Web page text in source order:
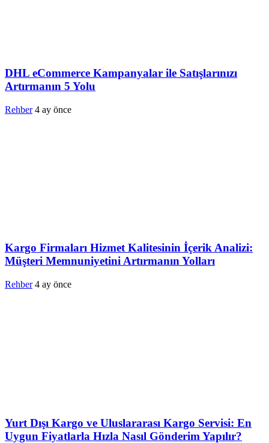
DHL eCommerce Kampanyalar ile Satışlarınızı
Artırmanın 5 Yolu
Rehber 4 ay önce
Kargo Firmaları Hizmet Kalitesinin İçerik Analizi:
Müşteri Memnuniyetini Artırmanın Yolları
Rehber 4 ay önce
Yurt Dışı Kargo ve Uluslararası Kargo Servisi: En
Uygun Fiyatlarla Hızla Nasıl Gönderim Yapılır?